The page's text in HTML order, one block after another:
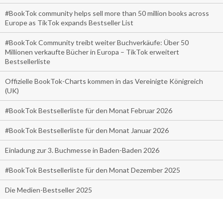
#BookTok community helps sell more than 50 million books across
Europe as TikTok expands Bestseller List
#BookTok Community treibt weiter Buchverkäufe: Über 50
Millionen verkaufte Bücher in Europa – TikTok erweitert
Bestsellerliste
Offizielle BookTok-Charts kommen in das Vereinigte Königreich
(UK)
#BookTok Bestsellerliste für den Monat Februar 2026
#BookTok Bestsellerliste für den Monat Januar 2026
Einladung zur 3. Buchmesse in Baden-Baden 2026
#BookTok Bestsellerliste für den Monat Dezember 2025
Die Medien-Bestseller 2025